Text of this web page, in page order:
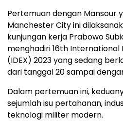
Pertemuan dengan Mansour
Manchester City ini
kunjungan kerja Prabowo
menghadiri 16th International
(IDEX) 2023 yang sedang
dari tanggal 20 sampai
Dalam pertemuan ini,
sejumlah isu pertahanan,
teknologi militer modern.